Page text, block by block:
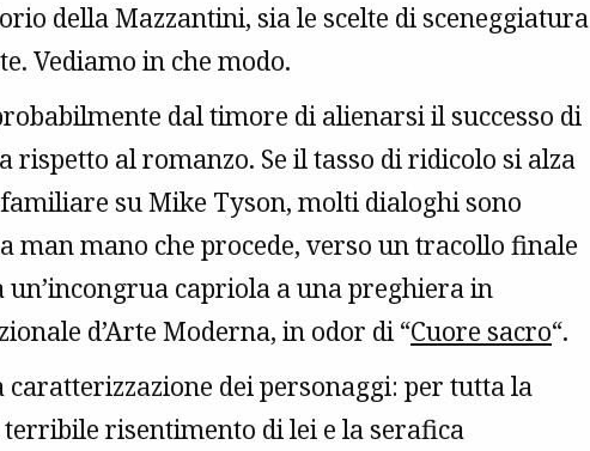
della Mazzantini, sia le scelte di sceneggiatura
Vediamo in che modo.
dal timore di alienarsi il successo di
rispetto al romanzo. Se il tasso di ridicolo si alza
su Mike Tyson, molti dialoghi sono
man mano che procede, verso un tracollo finale
un’incongrua capriola a una preghiera in
d’Arte Moderna, in odor di “Cuore sacro“.
dei personaggi: per tutta la
risentimento di lei e la serafica